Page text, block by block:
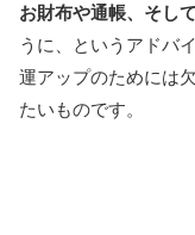
お財布や通帳、そし
うに、というアドバ
運アップのためには
たいものです。